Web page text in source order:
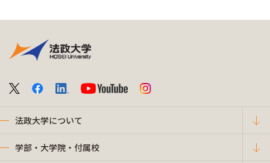
法政大学について
学部・大学院・付属校